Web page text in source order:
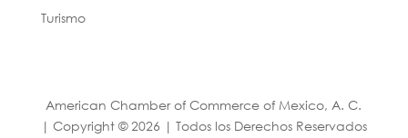
Turismo
American Chamber of Commerce of Mexico, A. C.
| Copyright © 2026 | Todos los Derechos Reservados